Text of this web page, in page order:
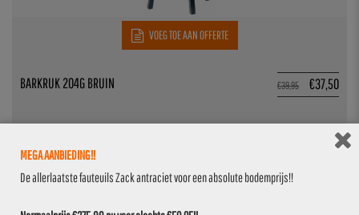
VOEG TOE AAN OFFERTE
€39,95 €37,50
BARKRUK 204G BRUIN
6.1%
MEGA AANBIEDING!!
De allerlaatste fauteuils Zack antraciet voor een absolute bodemprijs!!